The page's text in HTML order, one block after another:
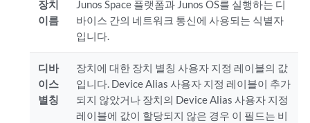
장치
이름
Junos Space 플랫폼과 Junos OS를 실행하는 디
바이스 간의 네트워크 통신에 사용되는 식별자
입니다.
디바
이스
별칭
장치에 대한 장치 별칭 사용자 지정 레이블의 값
입니다. Device Alias 사용자 지정 레이블이 추가
되지 않았거나 장치의 Device Alias 사용자 지정
레이블에 값이 할당되지 않은 경우 이 필드는 비